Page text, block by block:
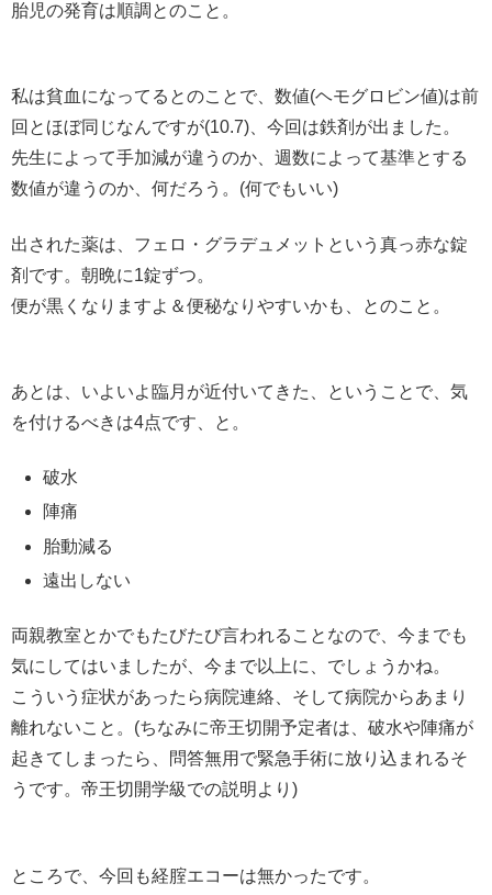
胎児の発育は順調とのこと。
私は貧血になってるとのことで、数値(ヘモグロビン値)は前
回とほぼ同じなんですが(10.7)、今回は鉄剤が出ました。
先生によって手加減が違うのか、週数によって基準とする
数値が違うのか、何だろう。(何でもいい)
出された薬は、フェロ・グラデュメットという真っ赤な錠
剤です。朝晩に1錠ずつ。
便が黒くなりますよ＆便秘なりやすいかも、とのこと。
あとは、いよいよ臨月が近付いてきた、ということで、気
を付けるべきは4点です、と。
破水
陣痛
胎動減る
遠出しない
両親教室とかでもたびたび言われることなので、今までも
気にしてはいましたが、今まで以上に、でしょうかね。
こういう症状があったら病院連絡、そして病院からあまり
離れないこと。(ちなみに帝王切開予定者は、破水や陣痛が
起きてしまったら、問答無用で緊急手術に放り込まれるそ
うです。帝王切開学級での説明より)
ところで、今回も経腟エコーは無かったです。